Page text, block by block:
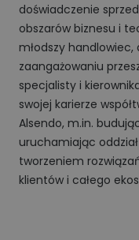
doświadczenie
obszarów biznesu i
młodszy handlowiec,
zaangażowaniu
specjalisty i
swojej karierze
Alsendo, m.in.
uruchamiając
tworzeniem
klientów i całego